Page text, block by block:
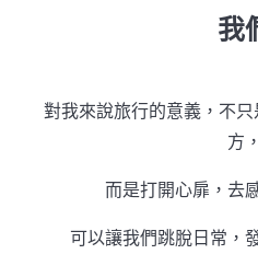
我
對我來說旅行的意義，不
方，
而是打開心扉，去
可以讓我們跳脫日常，